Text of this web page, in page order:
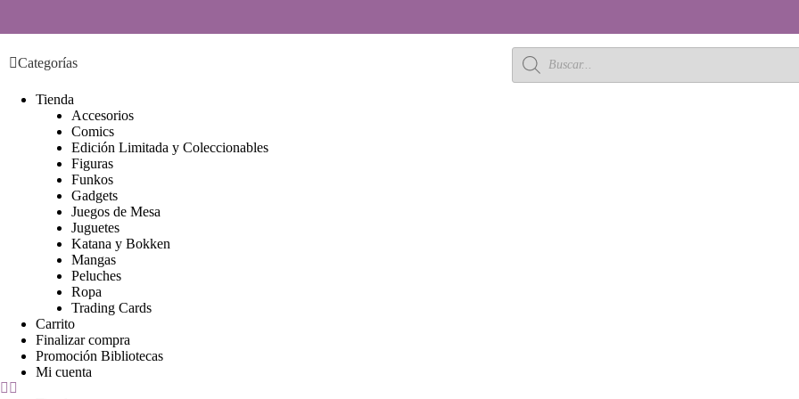
a
t
r
Categorías
Tienda
Accesorios
Comics
Edición Limitada y Coleccionables
Figuras
Funkos
Gadgets
Juegos de Mesa
Juguetes
Katana y Bokken
Mangas
Peluches
Ropa
Trading Cards
Carrito
Finalizar compra
Promoción Bibliotecas
Mi cuenta